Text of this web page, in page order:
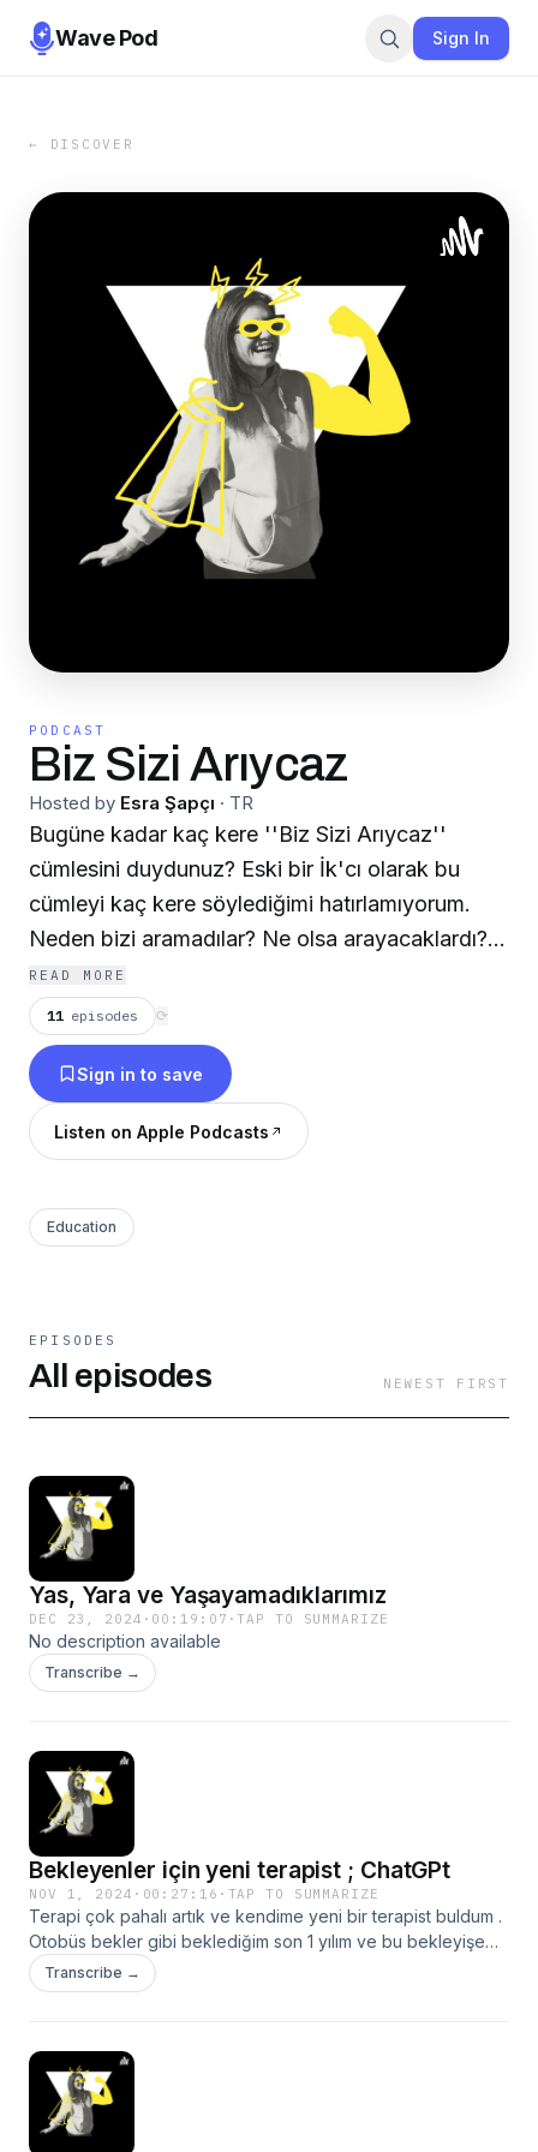
Wave Pod Sign In
← DISCOVER
PODCAST
Biz Sizi Arıycaz
Hosted by Esra Şapçı · TR
Bugüne kadar kaç kere ''Biz Sizi Arıycaz''
cümlesini duydunuz? Eski bir İk'cı olarak bu
cümleyi kaç kere söylediğimi hatırlamıyorum.
Neden bizi aramadılar? Ne olsa arayacaklardı?
Ben bu soruları bizi aramayan herkese sormak
istedim. Anamıza , babamıza, arkadaşımıza,
sevgilimize herkese.. 7'den 77 'ye :)) Ve istedim
ki bizi arayıp sormayanlara inat biz birbirimizi
arayalım. Çünkü bu hayatta ortak bir tanecik
derdimiz var ; Anlaşılmak. Bu yüzden karar
READ MORE
11 episodes ⟳
Sign in to save
Listen on Apple Podcasts
Education
EPISODES
All episodes NEWEST FIRST
Yas, Yara ve Yaşayamadıklarımız
DEC 23, 2024 · 00:19:07 ·TAP TO SUMMARIZE
No description available
Transcribe →
Bekleyenler için yeni terapist ; ChatGPt
NOV 1, 2024 · 00:27:16 · TAP TO SUMMARIZE
Terapi çok pahalı artık ve kendime yeni bir terapist buldum .
Otobüs bekler gibi beklediğim son 1 yılım ve bu bekleyişe
son vermek istediğim gece ChatGpt ‘yle yaptığım sohbet
bölüm konusudur.
Transcribe →